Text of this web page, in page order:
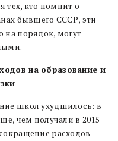
тех, кто помнит о
бывшего СССР, эти
на порядок, могут
на образование и
школ ухудшилось: в
чем получали в 2015
расходов